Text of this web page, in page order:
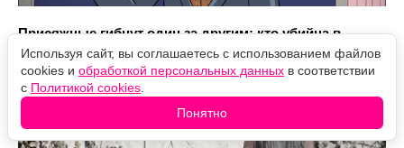
Присяжные гибнут один за другим: кто убийца в
дораме "Слепцы"
Используя сайт, вы соглашаетесь с использованием файлов
cookies и обработкой персональных данных в соответствии
с Политикой cookies
Понятно